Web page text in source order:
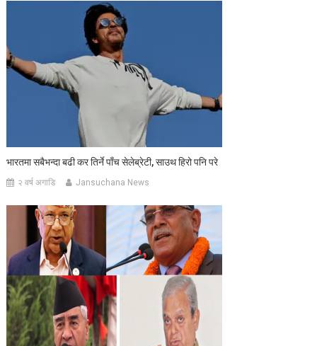
भारतमा सबैभन्दा बढी कर तिर्ने पाँच सेलेब्रेटी, साउथ हिरो पनि परे
२ वर्ष अगाडि Jansuchana News